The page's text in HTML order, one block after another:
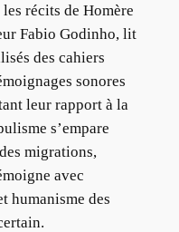
récits de Homère
Fabio Godinho, lit
des cahiers
sonores
leur rapport à la
s’empare
migrations,
avec
humanisme des